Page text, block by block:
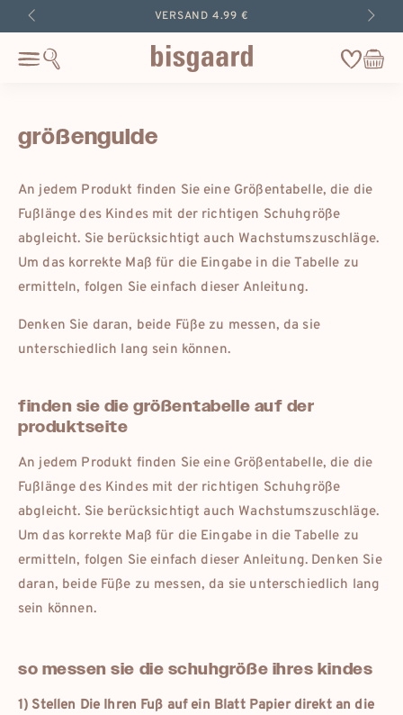
LIEFERUNG 2-4 WERKTAGE
Wishlist
Cart
größenguide
An jedem Produkt finden Sie eine Größentabelle, die die
Fußlänge des Kindes mit der richtigen Schuhgröße
abgleicht. Sie berücksichtigt auch Wachstumszuschläge.
Um das korrekte Maß für die Eingabe in die Tabelle zu
ermitteln, folgen Sie einfach dieser Anleitung.
Denken Sie daran, beide Füße zu messen, da sie
unterschiedlich lang sein können.
finden sie die größentabelle auf der
produktseite
An jedem Produkt finden Sie eine Größentabelle, die die
Fußlänge des Kindes mit der richtigen Schuhgröße
abgleicht. Sie berücksichtigt auch Wachstumszuschläge.
Um das korrekte Maß für die Eingabe in die Tabelle zu
ermitteln, folgen Sie einfach dieser Anleitung. Denken Sie
daran, beide Füße zu messen, da sie unterschiedlich lang
sein können.
so messen sie die schuhgröße ihres kindes
1) Stellen Die Ihren Fuß auf ein Blatt Papier direkt an die